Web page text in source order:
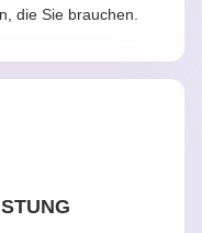
die Sie brauchen.